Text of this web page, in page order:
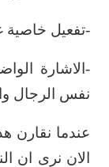
‏-تفعيل
‏-الاشارة
نفس الرجال
عندما نقارن
الان نرى ان